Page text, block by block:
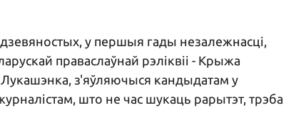
дзевяностых, у першыя гады незалежнасці,
праваслаўнай рэліквіі - Крыжа
з'яўляючыся кандыдатам у
што не час шукаць рарытэт, трэба